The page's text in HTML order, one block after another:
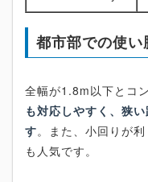
都市部での使い
全幅が1.8m以下とコ
も対応しやすく、狭
す。また、小回りが
も人気です。